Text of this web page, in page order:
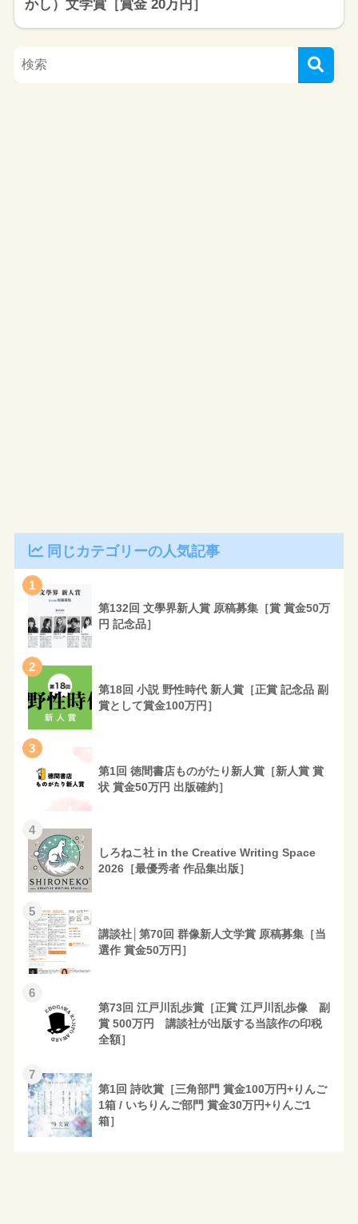
かし）文学賞［賞金 20万円］
同じカテゴリーの人気記事
1
第132回 文學界新人賞 原稿募集［賞 賞金50万
円 記念品］
2
第18回 小説 野性時代 新人賞［正賞 記念品 副
賞として賞金100万円］
3
第1回 徳間書店ものがたり新人賞［新人賞 賞
状 賞金50万円 出版確約］
4
しろねこ社 in the Creative Writing Space
2026［最優秀者 作品集出版］
5
講談社│第70回 群像新人文学賞 原稿募集［当
選作 賞金50万円］
6
第73回 江戸川乱歩賞［正賞 江戸川乱歩像 副
賞 500万円 講談社が出版する当該作の印税
全額］
7
第1回 詩吹賞［三角部門 賞金100万円+りんご
1箱 / いちりんご部門 賞金30万円+りんご1
箱］